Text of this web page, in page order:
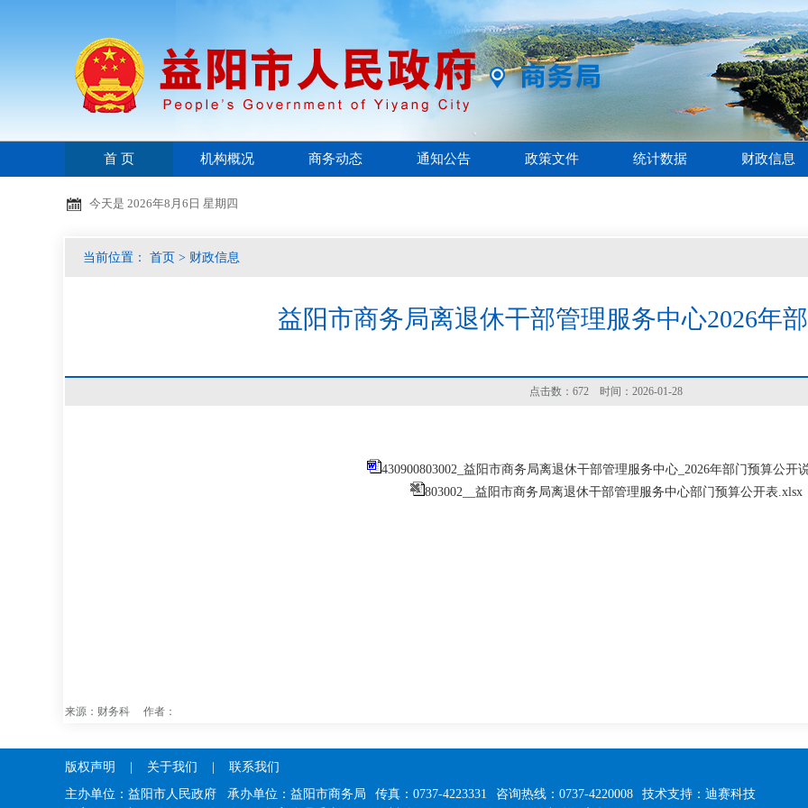
首 页 机构概况 商务动态 通知公告 政策文件 统计数据 财政信息
今天是 2026年8月6日 星期四
当前位置： 首页 > 财政信息
益阳市商务局离退休干部管理服务中心2026年
点击数： 672 时间：2026-01-28
430900803002_益阳市商务局离退休干部管理服务中心_2026年部门预算公开
803002__益阳市商务局离退休干部管理服务中心部门预算公开表.xlsx
来源：财务科 作者：
版权声明 关于我们
联系我们
主办单位：益阳市人民政府 承办单位：益阳市商务局
传真：0737-4223331 咨询热线：0737-4220008
技术支持：迪赛科技